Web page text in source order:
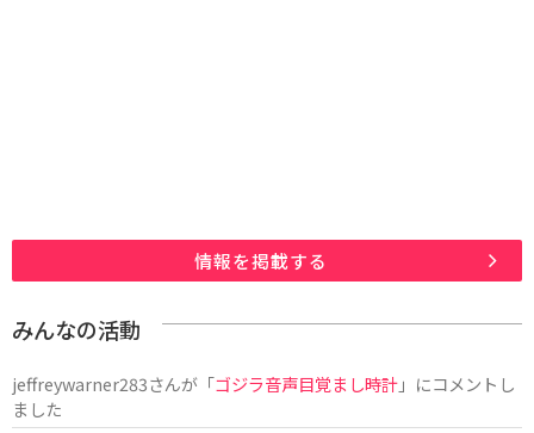
情報を掲載する
みんなの活動
jeffreywarner283さんが「ゴジラ音声目覚まし時計」にコメントし
ました